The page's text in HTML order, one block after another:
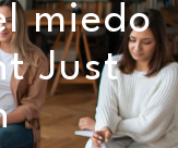
miedo
Just